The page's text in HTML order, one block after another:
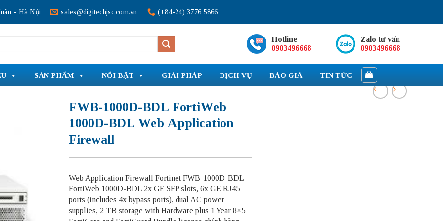
- Hà Nội sales@digitechjsc.com.vn (+84-24) 3776 5866
Hotline
0903496668
Zalo tư vấn
0903496668
SẢN PHẨM NỔI BẬT GIẢI PHÁP DỊCH VỤ BÁO GIÁ TIN TỨC
FWB-1000D-BDL FortiWeb
1000D-BDL Web Application
Firewall
Web Application Firewall Fortinet FWB-1000D-BDL
FortiWeb 1000D-BDL 2x GE SFP slots, 6x GE RJ45
ports (includes 4x bypass ports), dual AC power
supplies, 2 TB storage with Hardware plus 1 Year 8×5